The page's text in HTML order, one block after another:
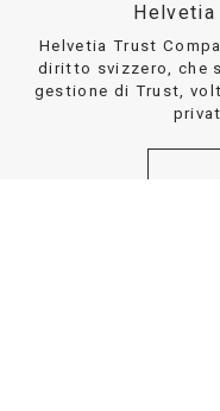
Helvetia
Helvetia Trust
diritto svizzero, che
gestione di Trust,